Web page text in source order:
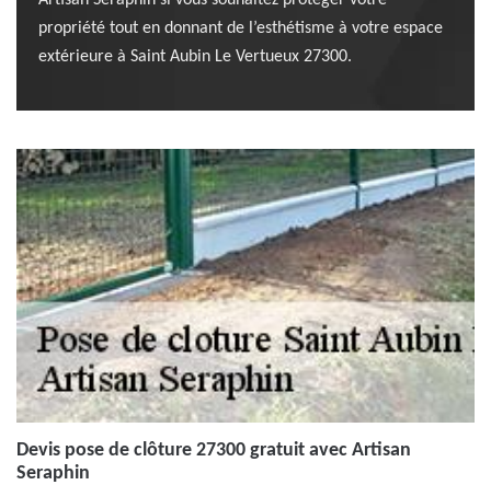
propriété tout en donnant de l’esthétisme à votre espace
extérieure à Saint Aubin Le Vertueux 27300.
Devis pose de clôture 27300 gratuit avec Artisan
Seraphin